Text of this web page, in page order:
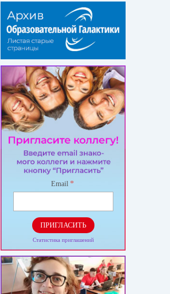
Email *
ПРИГЛАСИТЬ
Статистика приглашений